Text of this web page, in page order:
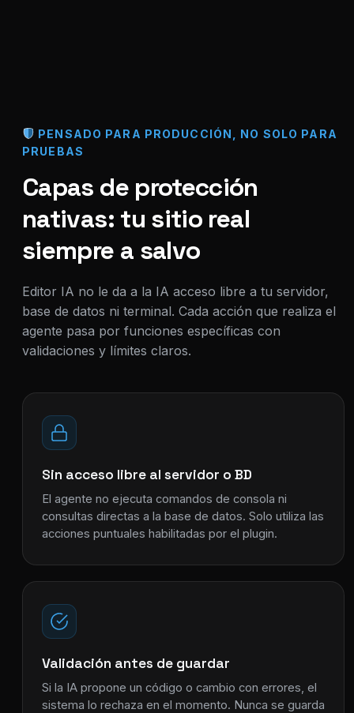
PENSADO PARA PRODUCCIÓN, NO SOLO PARA
PRUEBAS
Capas de protección
nativas: tu sitio real
siempre a salvo
Editor IA no le da a la IA acceso libre a tu servidor,
base de datos ni terminal. Cada acción que realiza el
agente pasa por funciones específicas con
validaciones y límites claros.
Sin acceso libre al servidor o BD
El agente no ejecuta comandos de consola ni
consultas directas a la base de datos. Solo utiliza las
acciones puntuales habilitadas por el plugin.
Validación antes de guardar
Si la IA propone un código o cambio con errores, el
sistema lo rechaza en el momento. Nunca se guarda